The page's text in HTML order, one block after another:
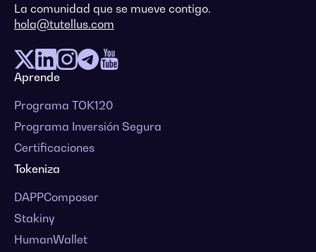
La comunidad que se mueve contigo.
hola@tutellus.com
Aprende
Programa TOK120
Programa Inversión Segura
Certificaciones
Tokeniza
DAPPComposer
Stakiny
HumanWallet